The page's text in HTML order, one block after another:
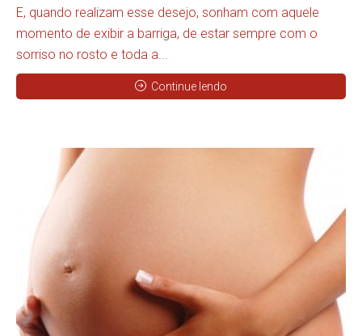
E, quando realizam esse desejo, sonham com aquele
momento de exibir a barriga, de estar sempre com o
sorriso no rosto e toda a...
Continue lendo